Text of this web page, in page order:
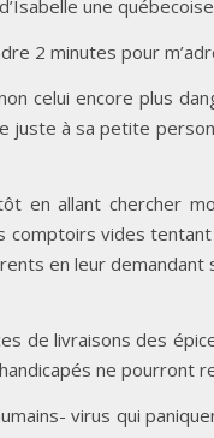
une québecoise
2 minutes pour
celui encore plus
juste à sa petite
en allant chercher
comptoirs vides
en leur demandant
de livraisons des
ne pourront
virus qui